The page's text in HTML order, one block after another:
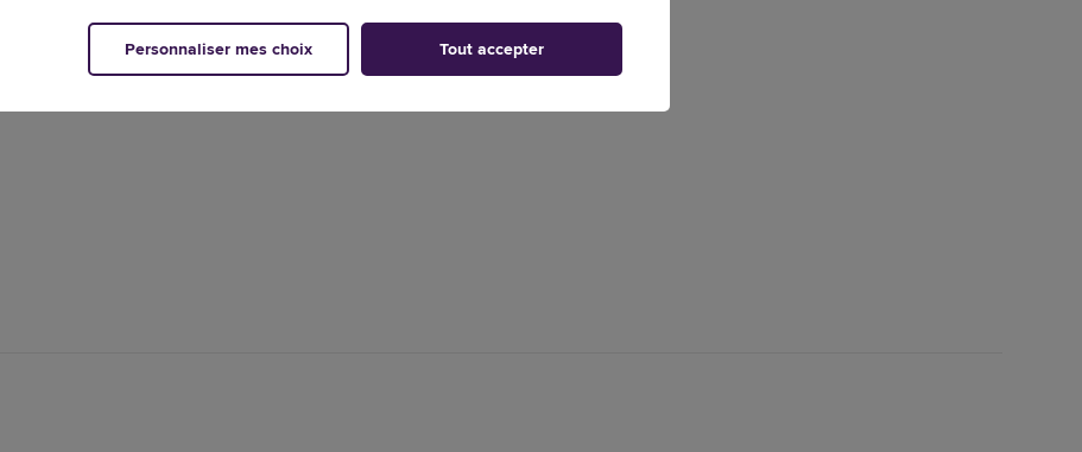
nettoyage et soin pour
et certifié Cosmos Organic.
Personnaliser mes choix Tout accepter